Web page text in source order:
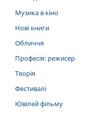
Музика в кіно
Нові книги
Обличчя
Професія: режисер
Теорія
Фестивалі
Ювілей фільму